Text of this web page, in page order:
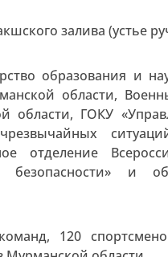
залива (устье
образования и
области,
области, ГОКУ
отделение
и
120